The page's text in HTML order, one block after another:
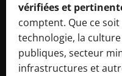
vérifiées et
comptent. Que ce
technologie, la
publiques, secteur
infrastructures et